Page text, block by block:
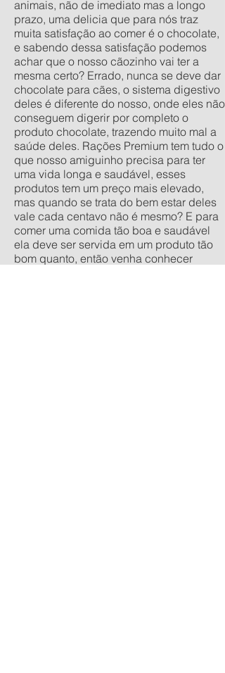
animais, não de imediato mas a longo
prazo, uma delicia que para nós traz
muita satisfação ao comer é o chocolate,
e sabendo dessa satisfação podemos
achar que o nosso cãozinho vai ter a
mesma certo? Errado, nunca se deve dar
chocolate para cães, o sistema digestivo
deles é diferente do nosso, onde eles não
conseguem digerir por completo o
produto chocolate, trazendo muito mal a
saúde deles. Rações Premium tem tudo o
que nosso amiguinho precisa para ter
uma vida longa e saudável, esses
produtos tem um preço mais elevado,
mas quando se trata do bem estar deles
vale cada centavo não é mesmo? E para
comer uma comida tão boa e saudável
ela deve ser servida em um produto tão
bom quanto, então venha conhecer